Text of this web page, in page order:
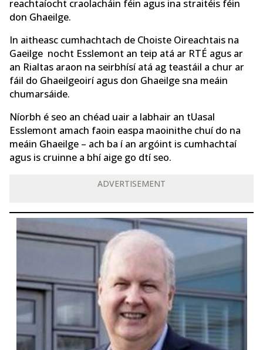
reachtaíocht craolacháin féin agus ina straitéis féin
don Ghaeilge.
In aitheasc cumhachtach de Choiste Oireachtais na
Gaeilge nocht Esslemont an teip atá ar RTÉ agus ar
an Rialtas araon na seirbhísí atá ag teastáil a chur ar
fáil do Ghaeilgeoirí agus don Ghaeilge sna meáin
chumarsáide.
Níorbh é seo an chéad uair a labhair an tUasal
Esslemont amach faoin easpa maoinithe chuí do na
meáin Ghaeilge – ach ba í an argóint is cumhachtaí
agus is cruinne a bhí aige go dtí seo.
ADVERTISEMENT